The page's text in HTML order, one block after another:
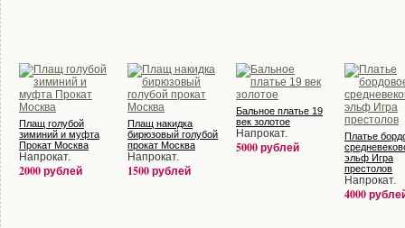
Плащ голубой
зиминий и муфта
Прокат Москва
Напрокат.
2000 рублей
Плащ накидка
бирюзовый голубой
прокат Москва
Напрокат.
1500 рублей
Бальное платье 19
век золотое
Напрокат.
5000 рублей
Платье
эльф Игра
престолов
Напрокат.
4000